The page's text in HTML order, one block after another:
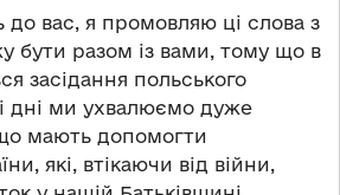
до вас, я промовляю ці слова з
бути разом із вами, тому що в
засідання польського
дні ми ухвалюємо дуже
мають допомогти
які, втікаючи від війни,